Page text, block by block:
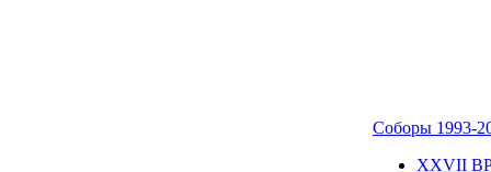
Соборы 1993-
ХХVII